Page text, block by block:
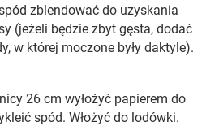
zblendować do uzyskania
(jeżeli będzie zbyt gęsta, dodać
w której moczone były daktyle).
26 cm wyłożyć papierem do
spód. Włożyć do lodówki.